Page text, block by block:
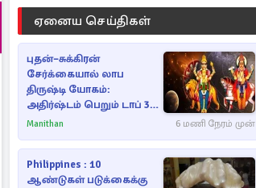
ஏனைய செய்திகள்
புதன்–சுக்கிரன்
சேர்க்கையால் லாப
திருஷ்டி யோகம்:
அதிர்ஷ்டம் பெறும் டாப் 3
ராசிகள்!
Manithan 6 மணி நேரம் முன்
Philippines : 10
ஆண்டுகள் படுக்கைக்கு